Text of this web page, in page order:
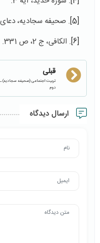
[5] . صحیفه سجادیه،
[6] . الکافی، ج 2، ص 331.
قبلی
تربیت اجتماعی (صحیفه
دوم
ارسال دیدگاه